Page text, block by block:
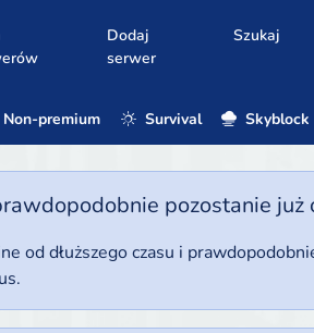
Dodaj
serwer
Szukaj
Non-premium Survival Skyblock
pozostanie już
od dłuższego czasu i